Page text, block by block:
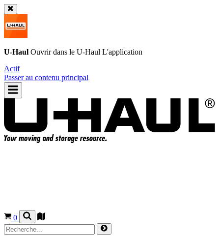
U-Haul Ouvrir dans le U-Haul L'application
Actif
Passer au contenu principal
0